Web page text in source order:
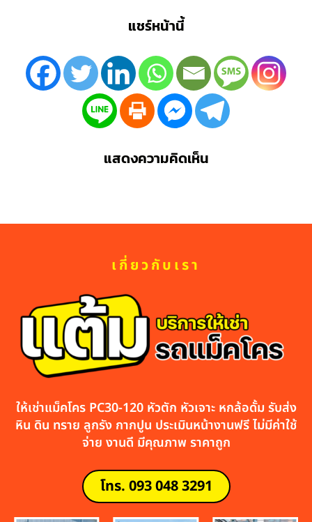
แชร์หน้านี้
แสดงความคิดเห็น
เกี่ยวกับเรา
ให้เช่าแม็คโคร PC30-120 หัวตัก หัวเจาะ หกล้อดั้ม รับส่ง
หิน ดิน ทราย ลูกรัง กากปูน ประเมินหน้างานฟรี ไม่มีค่าใช้
จ่าย งานดี มีคุณภาพ ราคาถูก
โทร. 093 048 3291